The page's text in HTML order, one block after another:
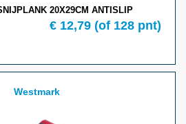
20X29CM ANTISLIP
€ 12,79 (of 128 pnt)
Westmark